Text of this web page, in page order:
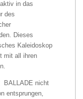
in das
des
Dieses
Kaleidoskop
mit all ihren
BALLADE nicht
entsprungen,